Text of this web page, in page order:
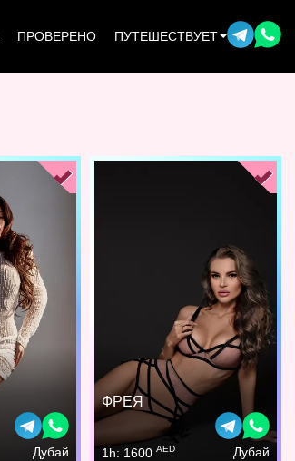
ПРОВЕРЕНО ПУТЕШЕСТВУЕТ
Дубай
ФРЕЯ
1h: 1600AED Дубай